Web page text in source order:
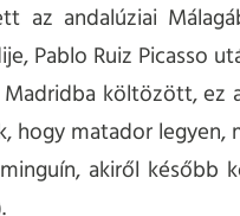
az andalúziai
Pablo Ruiz Picasso
Madridba költözött, ez
hogy matador legyen,
akiről később